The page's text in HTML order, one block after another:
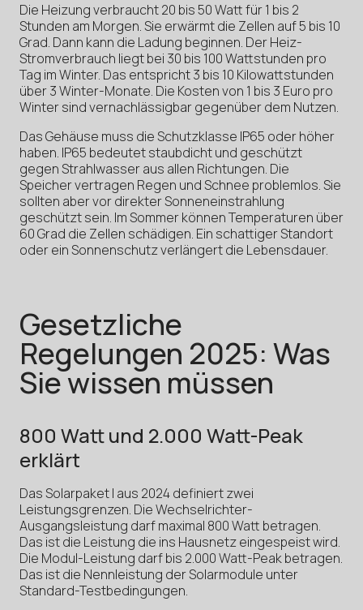
Die Heizung verbraucht 20 bis 50 Watt für 1 bis 2
Stunden am Morgen. Sie erwärmt die Zellen auf 5 bis 10
Grad. Dann kann die Ladung beginnen. Der Heiz-
Stromverbrauch liegt bei 30 bis 100 Wattstunden pro
Tag im Winter. Das entspricht 3 bis 10 Kilowattstunden
über 3 Winter-Monate. Die Kosten von 1 bis 3 Euro pro
Winter sind vernachlässigbar gegenüber dem Nutzen.
Das Gehäuse muss die Schutzklasse IP65 oder höher
haben. IP65 bedeutet staubdicht und geschützt
gegen Strahlwasser aus allen Richtungen. Die
Speicher vertragen Regen und Schnee problemlos. Sie
sollten aber vor direkter Sonneneinstrahlung
geschützt sein. Im Sommer können Temperaturen über
60 Grad die Zellen schädigen. Ein schattiger Standort
oder ein Sonnenschutz verlängert die Lebensdauer.
Gesetzliche
Regelungen 2025: Was
Sie wissen müssen
800 Watt und 2.000 Watt-Peak
erklärt
Das Solarpaket I aus 2024 definiert zwei
Leistungsgrenzen. Die Wechselrichter-
Ausgangsleistung darf maximal 800 Watt betragen.
Das ist die Leistung die ins Hausnetz eingespeist wird.
Die Modul-Leistung darf bis 2.000 Watt-Peak betragen.
Das ist die Nennleistung der Solarmodule unter
Standard-Testbedingungen.